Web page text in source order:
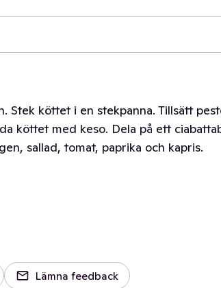
Stek köttet i en stekpanna. Tillsätt
köttet med keso. Dela på ett
sallad, tomat, paprika och kapris.
Lämna feedback